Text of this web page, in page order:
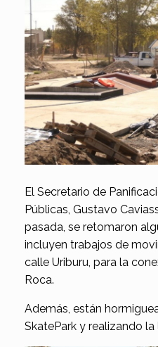
El Secretario de
Públicas, Gustavo
pasada, se retomaron
incluyen trabajos de
calle Uriburu, para la
Roca.
Además, están
SkatePark y realizando